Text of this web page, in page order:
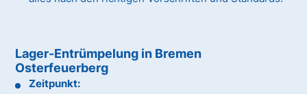
Lager-Entrümpelung in Bremen
Osterfeuerberg
Zeitpunkt: